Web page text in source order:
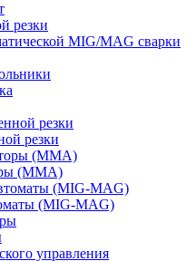
резки
MIG/MAG сварки
резки
(MMA)
(MIG-MAG)